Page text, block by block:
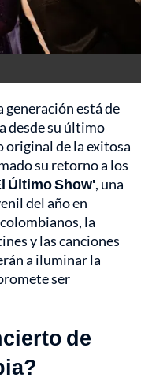
generación está de
desde su último
original de la exitosa
su retorno a los
Último Show', una
del año en
la
y las canciones
a iluminar la
ser
de